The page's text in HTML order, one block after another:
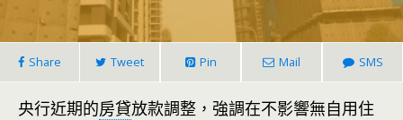
Share Tweet Pin Mail SMS
央行近期的房貸放款調整，強調在不影響無自用住